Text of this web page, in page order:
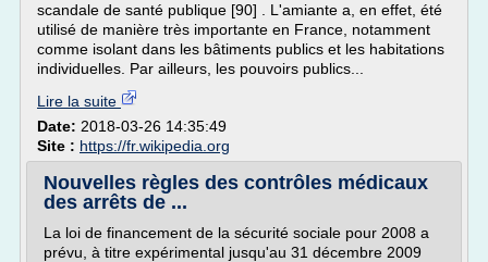
scandale de santé publique [90] . L'amiante a, en effet, été
utilisé de manière très importante en France, notamment
comme isolant dans les bâtiments publics et les habitations
individuelles. Par ailleurs, les pouvoirs publics...
Lire la suite
Date: 2018-03-26 14:35:49
Site : https://fr.wikipedia.org
Nouvelles règles des contrôles médicaux
des arrêts de ...
La loi de financement de la sécurité sociale pour 2008 a
prévu, à titre expérimental jusqu'au 31 décembre 2009